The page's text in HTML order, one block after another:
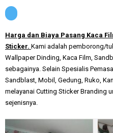
Harga dan Biaya Pasang Kaca
Sticker. Kami adalah pemborong/
Wallpaper Dinding, Kaca Film,
sebagainya. Selain Spesialis
Sandblast, Mobil, Gedung, Ruko,
melayanai Cutting Sticker Branding
sejenisnya.